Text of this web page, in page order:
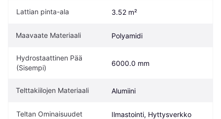
Lattian pinta-ala 3.52 m²
Maavaate Materiaali Polyamidi
Hydrostaattinen Pää
(Sisempi)
6000.0 mm
Telttakiilojen Materiaali Alumiini
Teltan Ominaisuudet Ilmastointi, Hyttysverkko